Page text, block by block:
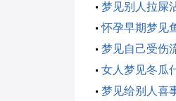
梦见别人拉屎
怀孕早期梦见
梦见自己受伤
女人梦见冬瓜
梦见给别人喜